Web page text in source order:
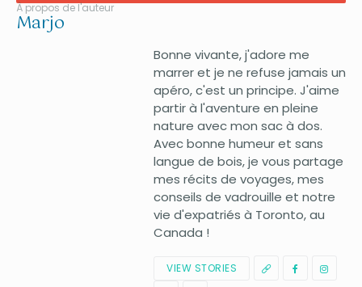
À propos de l'auteur
Marjo
Bonne vivante, j'adore me
marrer et je ne refuse jamais un
apéro, c'est un principe. J'aime
partir à l'aventure en pleine
nature avec mon sac à dos.
Avec bonne humeur et sans
langue de bois, je vous partage
mes récits de voyages, mes
conseils de vadrouille et notre
vie d'expatriés à Toronto, au
Canada !
VIEW STORIES